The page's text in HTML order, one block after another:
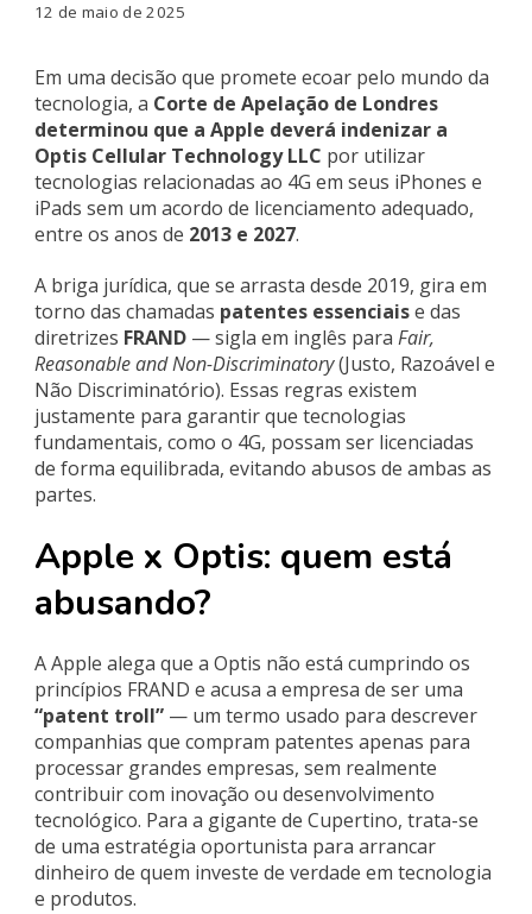
12 de maio de 2025
Em uma decisão que promete ecoar pelo mundo da
tecnologia, a Corte de Apelação de Londres
determinou que a Apple deverá indenizar a
Optis Cellular Technology LLC por utilizar
tecnologias relacionadas ao 4G em seus iPhones e
iPads sem um acordo de licenciamento adequado,
entre os anos de 2013 e 2027.
A briga jurídica, que se arrasta desde 2019, gira em
torno das chamadas patentes essenciaise das
diretrizes FRAND — sigla em inglês para Fair,
Reasonable and Non-Discriminatory(Justo, Razoável e
Não Discriminatório). Essas regras existem
justamente para garantir que tecnologias
fundamentais, como o 4G, possam ser licenciadas
de forma equilibrada, evitando abusos de ambas as
partes.
Apple x Optis: quem está
abusando?
A Apple alega que a Optis não está cumprindo os
princípios FRAND e acusa a empresa de ser uma
“patent troll” — um termo usado para descrever
companhias que compram patentes apenas para
processar grandes empresas, sem realmente
contribuir com inovação ou desenvolvimento
tecnológico. Para a gigante de Cupertino, trata-se
de uma estratégia oportunista para arrancar
dinheiro de quem investe de verdade em tecnologia
e produtos.